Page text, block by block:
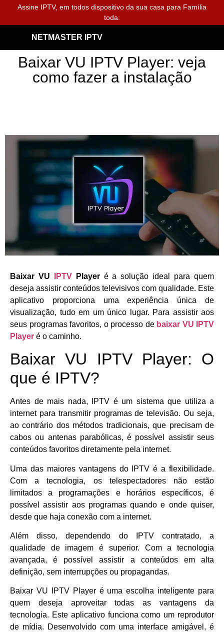
Assine IPTV, em todos dispositivo da sua casa para Família
toda.
NETMASTER IPTV
Baixar VU IPTV Player: veja
como fazer a instalação
Baixar VU IPTVPlayeré a solução ideal para quem
deseja assistir conteúdos televisivos com qualidade. Este
aplicativo proporciona uma experiência única de
visualização, tudo em um único lugar. Para assistir aos
seus programas favoritos, o processo de baixar VU IPTV
Player é o caminho.
Baixar VU IPTV Player: O
que é IPTV?
Antes de mais nada, IPTV é um sistema que utiliza a
internet para transmitir programas de televisão. Ou seja,
ao contrário dos métodos tradicionais, que precisam de
cabos ou antenas parabólicas, é possível assistir seus
conteúdos favoritos diretamente pela internet.
Uma das maiores vantagens do IPTV é a flexibilidade.
Com a tecnologia, os telespectadores não estão
limitados a programações e horários específicos, é
possível assistir aos programas quando e onde quiser,
desde que haja conexão com a internet.
Além disso, dependendo do IPTV contratado, a
qualidade de imagem é superior. Com a tecnologia
avançada, é possível assistir a conteúdos em alta
definição, sem interrupções ou propagandas.
Baixar VU IPTV Player é uma escolha inteligente para
quem deseja aproveitar todas as vantagens da
tecnologia. Este aplicativo funciona como um reprodutor
de mídia. Desenvolvido com uma interface amigável, é